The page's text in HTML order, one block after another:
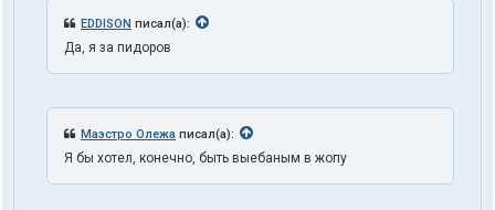
EDDISON писал(а):
Да, я за пидоров
Маэстро Олежа писал(а):
Я бы хотел, конечно, быть выебаным в жопу